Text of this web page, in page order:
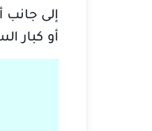
إلى جانب
أو كبار